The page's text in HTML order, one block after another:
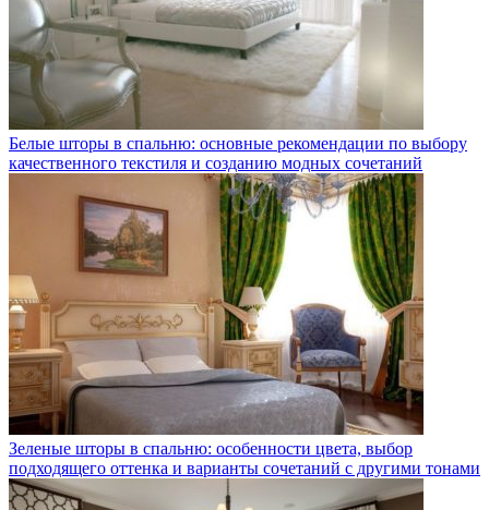
Белые шторы в спальню: основные рекомендации по выбору
качественного текстиля и созданию модных сочетаний
Зеленые шторы в спальню: особенности цвета, выбор
подходящего оттенка и варианты сочетаний с другими тонами